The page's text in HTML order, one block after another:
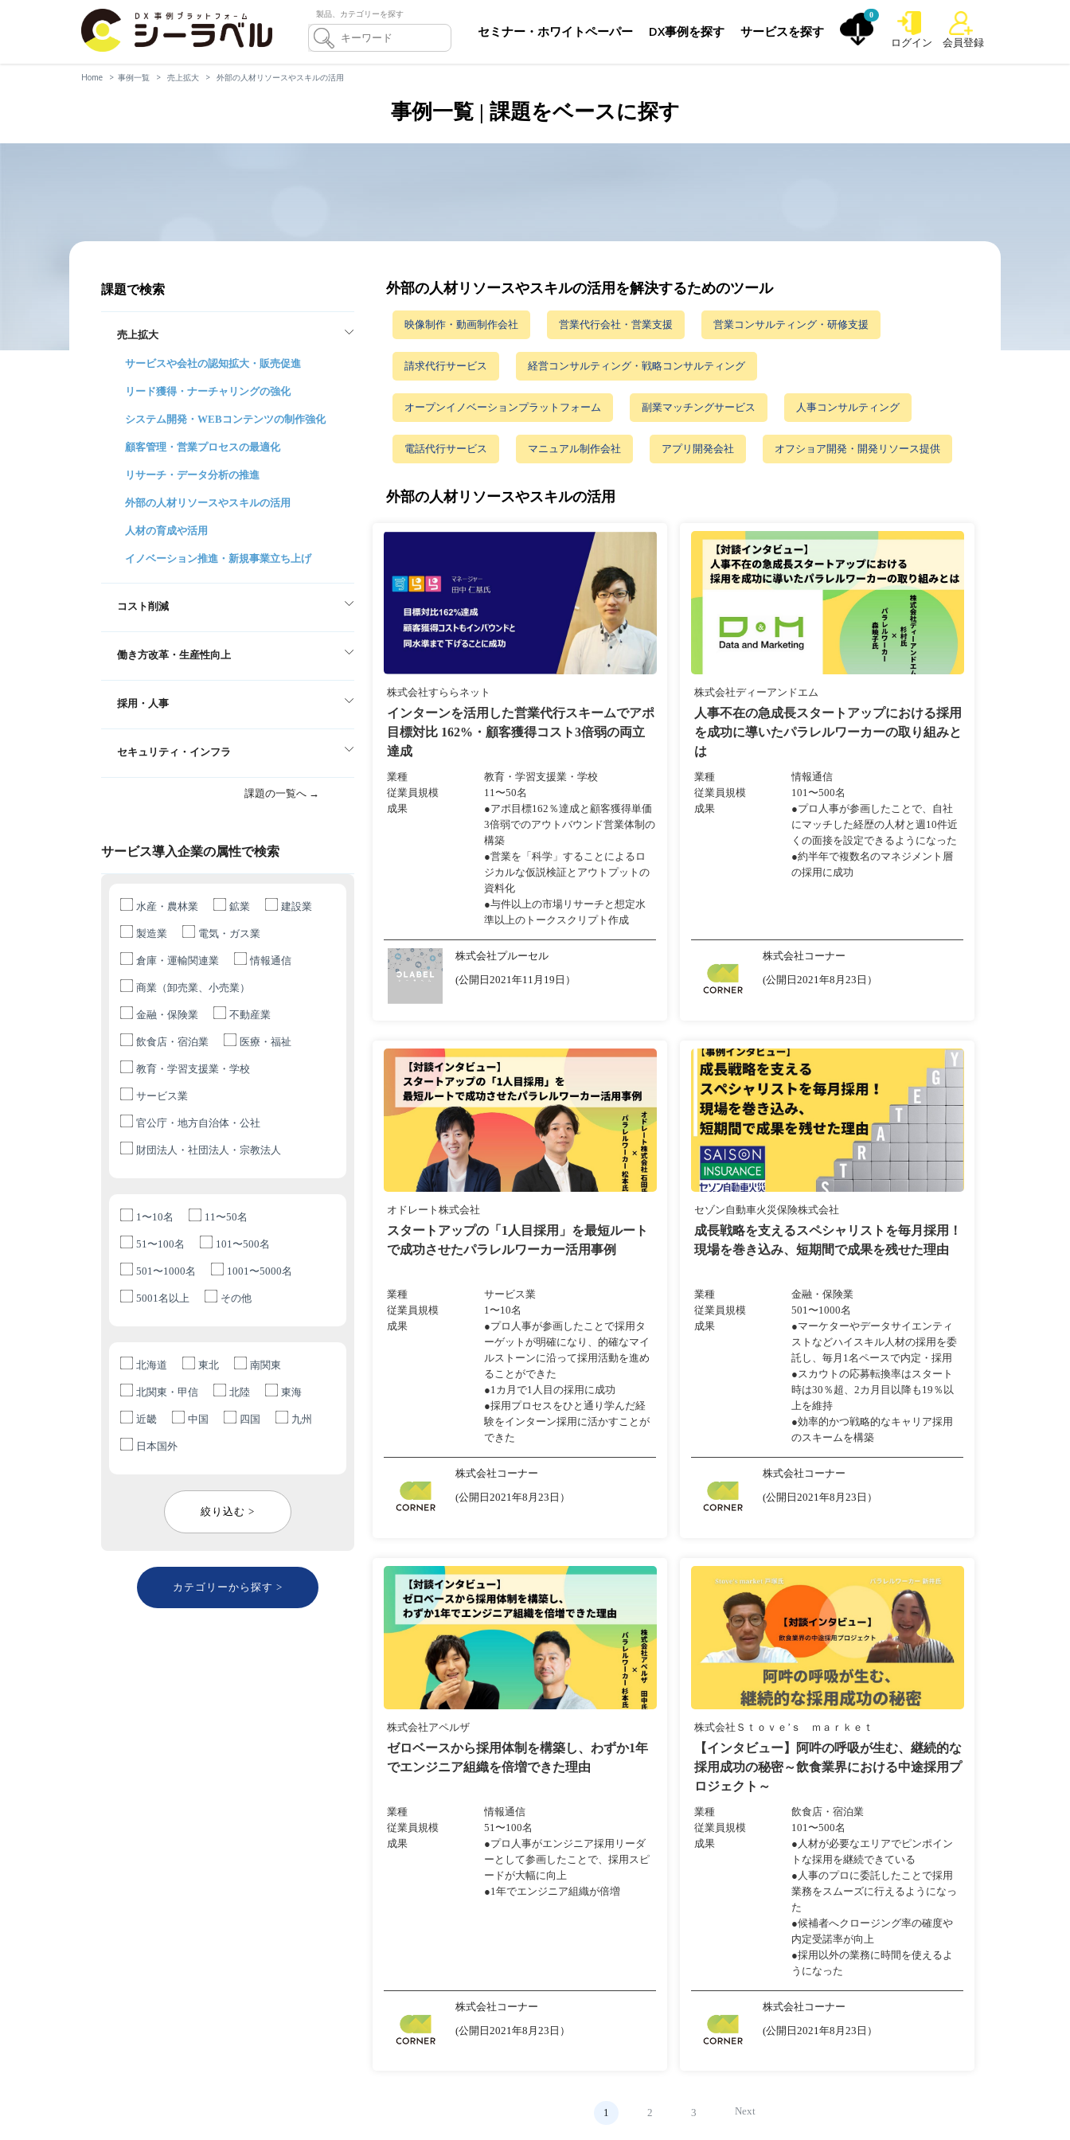
製品、カテゴリーを探す
セミナー・ホワイトペーパー DX事例を探す サービスを探す
0
ログイン 会員登録
Home 事例一覧 売上拡大 外部の人材リソースやスキルの活用
事例一覧 | 課題をベースに探す
課題で検索
売上拡大
サービスや会社の認知拡大・販売促進
リード獲得・ナーチャリングの強化
システム開発・WEBコンテンツの制作強化
顧客管理・営業プロセスの最適化
リサーチ・データ分析の推進
外部の人材リソースやスキルの活用
人材の育成や活用
イノベーション推進・新規事業立ち上げ
コスト削減
働き方改革・生産性向上
採用・人事
セキュリティ・インフラ
課題の一覧へ →
サービス導入企業の属性で検索
水産・農林業 鉱業 建設業
製造業 電気・ガス業
倉庫・運輸関連業 情報通信
商業（卸売業、小売業）
金融・保険業 不動産業
飲食店・宿泊業 医療・福祉
教育・学習支援業・学校
サービス業
官公庁・地方自治体・公社
財団法人・社団法人・宗教法人
1〜10名 11〜50名
51〜100名 101〜500名
501〜1000名 1001〜5000名
5001名以上 その他
北海道 東北 南関東
北関東・甲信 北陸 東海
近畿 中国 四国 九州
日本国外
絞り込む >
カテゴリーから探す >
外部の人材リソースやスキルの活用を解決するためのツール
映像制作・動画制作会社 営業代行会社・営業支援 営業コンサルティング・研修支援
請求代行サービス 経営コンサルティング・戦略コンサルティング
オープンイノベーションプラットフォーム 副業マッチングサービス 人事コンサルティング
電話代行サービス マニュアル制作会社 アプリ開発会社 オフショア開発・開発リソース提供
外部の人材リソースやスキルの活用
株式会社すららネット
インターンを活用した営業代行スキームでアポ
目標対比 162%・顧客獲得コスト3倍弱の両立
達成
業種
教育・学習支援業・学校
従業員規模
11〜50名
成果
●アポ目標162％達成と顧客獲得単価
3倍弱でのアウトバウンド営業体制の
構築
●営業を「科学」することによるロ
ジカルな仮説検証とアウトプットの
資料化
●与件以上の市場リサーチと想定水
準以上のトークスクリプト作成
株式会社プルーセル
(公開日2021年11月19日）
株式会社ディーアンドエム
人事不在の急成長スタートアップにおける採用
を成功に導いたパラレルワーカーの取り組みと
は
業種
情報通信
従業員規模
101〜500名
成果
●プロ人事が参画したことで、自社
にマッチした経歴の人材と週10件近
くの面接を設定できるようになった
●約半年で複数名のマネジメント層
の採用に成功
株式会社コーナー
(公開日2021年8月23日）
オドレート株式会社
スタートアップの「1人目採用」を最短ルート
で成功させたパラレルワーカー活用事例
業種
サービス業
従業員規模
1〜10名
成果
●プロ人事が参画したことで採用タ
ーゲットが明確になり、的確なマイ
ルストーンに沿って採用活動を進め
ることができた
●1カ月で1人目の採用に成功
●採用プロセスをひと通り学んだ経
験をインターン採用に活かすことが
できた
株式会社コーナー
(公開日2021年8月23日）
セゾン自動車火災保険株式会社
成長戦略を支えるスペシャリストを毎月採用！
現場を巻き込み、短期間で成果を残せた理由
業種
金融・保険業
従業員規模
501〜1000名
成果
●マーケターやデータサイエンティ
ストなどハイスキル人材の採用を委
託し、毎月1名ペースで内定・採用
●スカウトの応募転換率はスタート
時は30％超、2カ月目以降も19％以
上を維持
●効率的かつ戦略的なキャリア採用
のスキームを構築
株式会社コーナー
(公開日2021年8月23日）
株式会社アペルザ
ゼロベースから採用体制を構築し、わずか1年
でエンジニア組織を倍増できた理由
業種
情報通信
従業員規模
51〜100名
成果
●プロ人事がエンジニア採用リーダ
ーとして参画したことで、採用スピ
ードが大幅に向上
●1年でエンジニア組織が倍増
株式会社コーナー
(公開日2021年8月23日）
株式会社Ｓｔｏｖｅ’ｓ ｍａｒｋｅｔ
【インタビュー】阿吽の呼吸が生む、継続的な
採用成功の秘密～飲食業界における中途採用プ
ロジェクト～
業種
飲食店・宿泊業
従業員規模
101〜500名
成果
●人材が必要なエリアでピンポイン
トな採用を継続できている
●人事のプロに委託したことで採用
業務をスムーズに行えるようになっ
た
●候補者へクロージング率の確度や
内定受諾率が向上
●採用以外の業務に時間を使えるよ
うになった
株式会社コーナー
(公開日2021年8月23日）
1 2 3 Next